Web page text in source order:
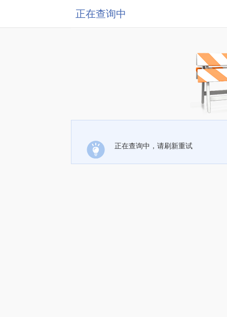
正在查询中
正在查询中，请刷新重试